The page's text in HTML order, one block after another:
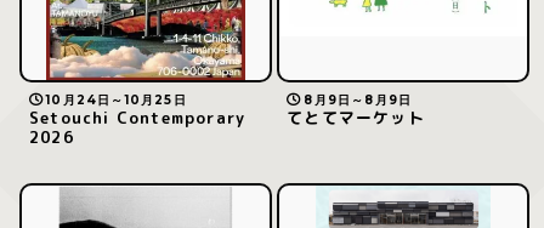
10月24日～10月25日
Setouchi Contemporary
2026
8月9日～8月9日
てとてマーケット